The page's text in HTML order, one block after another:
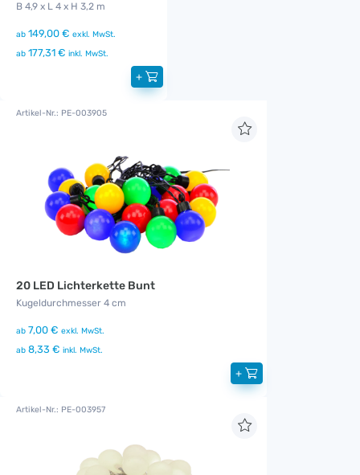
B 4,9 x L 4 x H 3,2 m
ab 149,00 € exkl. MwSt.
ab 177,31 € inkl. MwSt.
+
Artikel-Nr.: PE-003905
20 LED Lichterkette Bunt
Kugeldurchmesser 4 cm
ab 7,00 € exkl. MwSt.
ab 8,33 € inkl. MwSt.
+
Artikel-Nr.: PE-003957